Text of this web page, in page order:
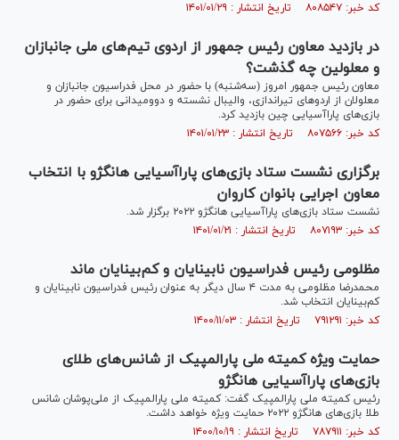
کد خبر: ۸۰۸۵۴۷ تاریخ انتشار : ۱۴۰۱/۰۱/۲۹
در بازدید معاون رئیس جمهور از اردوی تیم‌های ملی جانبازان
و معلولین چه گذشت؟
معاون رئیس جمهور امروز (سه‌شنبه) با حضور در محل فدراسیون جانبازان و
معلولان از اردوهای تیراندازی، والیبال نشسته و دوومیدانی برای حضور در
بازی‌های پاراآسیایی چین بازدید کرد.
کد خبر: ۸۰۷۵۶۶ تاریخ انتشار : ۱۴۰۱/۰۱/۲۳
برگزاری نشست ستاد بازی‌های پاراآسیایی هانگژو با انتخاب
معاون اجرایی بانوان کاروان
نشست ستاد بازی‌های پاراآسیایی هانگژو ۲۰۲۲ برگزار شد.
کد خبر: ۸۰۷۱۹۳ تاریخ انتشار : ۱۴۰۱/۰۱/۲۱
مظلومی رئیس فدراسیون نابینایان و کم‌بینایان ماند
محمدرضا مظلومی به مدت ۴ سال دیگر به عنوان رئیس فدراسیون نابینایان و
کم‌بینایان انتخاب شد.
کد خبر: ۷۹۱۲۹۱ تاریخ انتشار : ۱۴۰۰/۱۱/۰۳
حمایت ویژه کمیته ملی پارالمپیک از شانس‌های طلای
بازی‌های پاراآسیایی هانگژو
رئیس کمیته ملی پارالمپیک گفت: کمیته ملی پارالمپیک از ملی‌پوشان شانس
طلا بازی‌های هانگژو ۲۰۲۲ حمایت ویژه خواهد داشت.
کد خبر: ۷۸۷۹۱۱ تاریخ انتشار : ۱۴۰۰/۱۰/۱۹